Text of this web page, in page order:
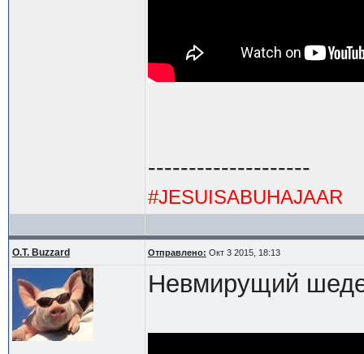
--------------------
#JESUISABUHAJAAR
O.T. Buzzard Отправлено: Окт 3 2015, 18:13
Невмирущий